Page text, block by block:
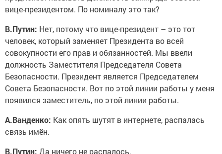
вице-президентом. По номиналу это так?
В.Путин: Нет, потому что вице-президент – это тот
человек, который заменяет Президента во всей
совокупности его прав и обязанностей. Мы ввели
должность Заместителя Председателя Совета
Безопасности. Президент является Председателем
Совета Безопасности. Вот по этой линии работы у меня
появился заместитель, по этой линии работы.
А.Ванденко: Как опять шутят в интернете, распалась
связь имён.
В.Путин: Да ничего не распалось.